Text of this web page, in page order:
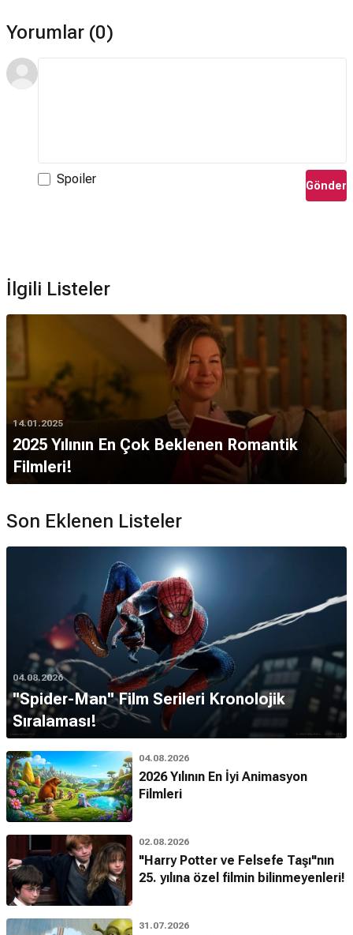
Yorumlar (0)
Spoiler Gönder
İlgili Listeler
14.01.2025
2025 Yılının En Çok Beklenen Romantik
Filmleri!
Son Eklenen Listeler
04.08.2026
''Spider-Man'' Film Serileri Kronolojik
Sıralaması!
04.08.2026
2026 Yılının En İyi Animasyon
Filmleri
02.08.2026
"Harry Potter ve Felsefe Taşı"nın
25. yılına özel filmin bilinmeyenleri!
31.07.2026